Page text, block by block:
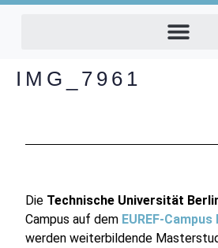
IMG_7961
Die Technische Universität
Campus auf dem EUREF-Campus
werden weiterbildende